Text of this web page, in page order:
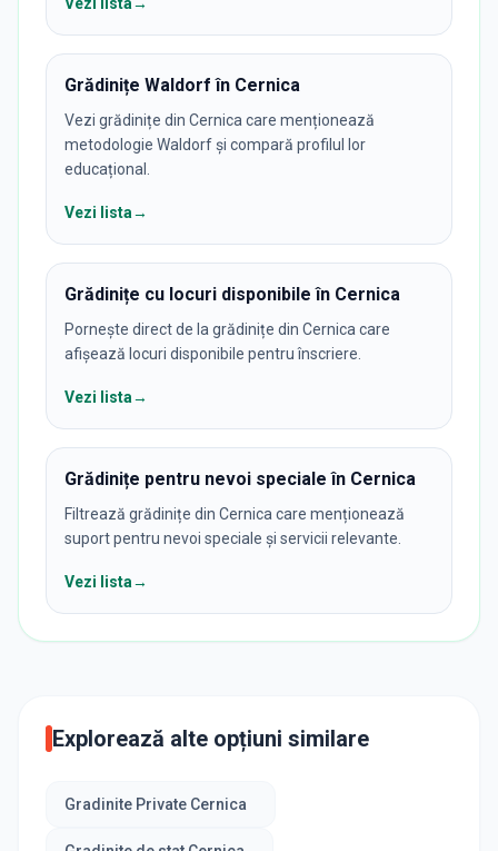
Grădinițe Waldorf în Cernica
Vezi grădinițe din Cernica care menționează
metodologie Waldorf și compară profilul lor
educațional.
Vezi lista→
Grădinițe cu locuri disponibile în Cernica
Pornește direct de la grădinițe din Cernica care
afișează locuri disponibile pentru înscriere.
Vezi lista→
Grădinițe pentru nevoi speciale în Cernica
Filtrează grădinițe din Cernica care menționează
suport pentru nevoi speciale și servicii relevante.
Vezi lista→
Explorează alte opțiuni similare
Gradinite Private Cernica